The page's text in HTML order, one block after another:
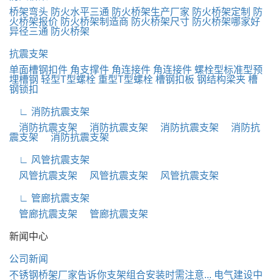
桥架弯头 防火水平三通 防火桥架生产厂家 防火桥架定制
防
火桥架报价 防火桥架制造商 防火桥架尺寸 防火桥架哪家好
异径三通 防火桥架
抗震支架
单面槽钢扣件 角支撑件 角连接件 角连接件 螺栓型标准型预
埋槽钢 轻型T型螺栓 重型T型螺栓 槽钢扣板 钢结构梁夹 槽
钢锁扣
∟ 消防抗震支架
消防抗震支架
消防抗震支架 消防抗震支架
消防抗
震支架
消防抗震支架
∟ 风管抗震支架
风管抗震支架
风管抗震支架 风管抗震支架
∟ 管廊抗震支架
管廊抗震支架
管廊抗震支架
新闻中心
公司新闻
不锈钢桥架厂家告诉你支架组合安装时需注意... 电气建设中